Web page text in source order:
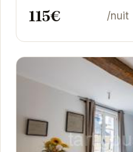
115€ /nuit